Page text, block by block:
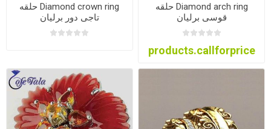
Diamond arch ring حلقه
قوسی برلیان
products.callforprice
Diamond crown ring حلقه
تاجی دور برلیان